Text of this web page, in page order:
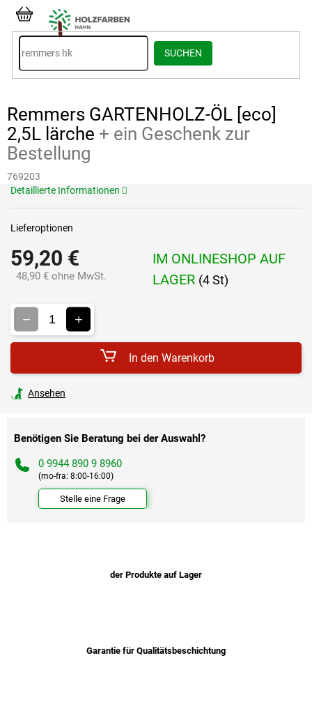
Inhalt
springen
SUCHEN
WARENKORB
Remmers GARTENHOLZ-ÖL [eco]
2,5L lärche + ein Geschenk zur
Bestellung
769203
59,20 €
48,90 € ohne MwSt.
IM ONLINESHOP AUF
LAGER (4 St)
Lieferoptionen
In den Warenkorb
Detaillierte Informationen
Ansehen
Benötigen Sie Beratung bei der Auswahl?
0 9944 890 9 8960
(mo-fra: 8:00-16:00)
Stelle eine Frage
der Produkte auf Lager
Garantie für Qualitätsbeschichtung